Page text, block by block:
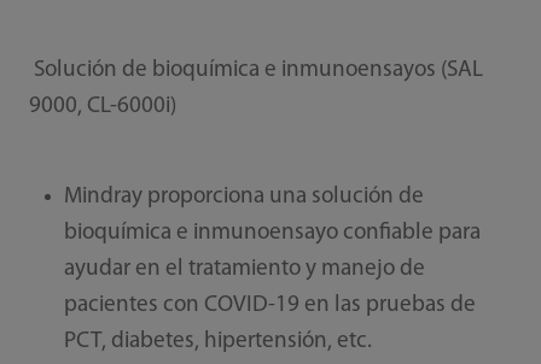
Solución de bioquímica e inmunoensayos (SAL
9000, CL-6000i)
Mindray proporciona una solución de
bioquímica e inmunoensayo confiable para
ayudar en el tratamiento y manejo de
pacientes con COVID-19 en las pruebas de
PCT, diabetes, hipertensión, etc.